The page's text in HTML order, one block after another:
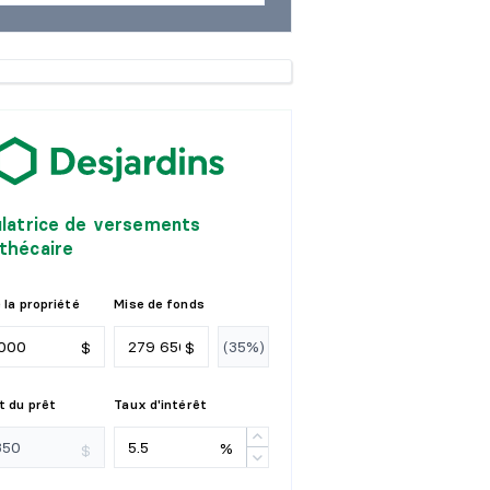
de versements
la propriété
$
Mise de fonds
$
du prêt
$
Taux d'intérêt
%